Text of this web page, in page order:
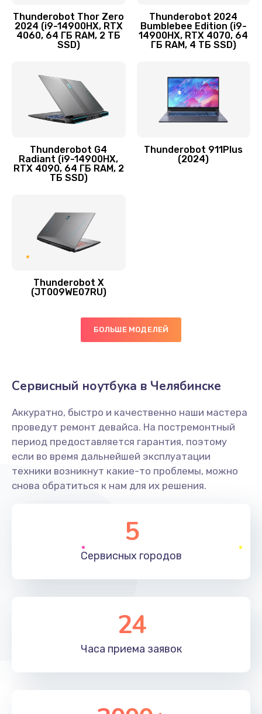
Заказать
Замена звуковой карты
Замена микрофона
Заказать
Замена системы охлаждения
1200 руб.
Замена термопасты
845 руб.
Заказать
Замена шлейфа матрицы
Замена экрана
Замена северного моста
2750 руб.
Заказать
Thunderobot Thor Zero
2024 (i9-14900HX, RTX
4060, 64 ГБ RAM, 2 ТБ
SSD)
Thunderobot 2024
Bumblebee Edition (i9-
14900HX, RTX 4070, 64
ГБ RAM, 4 ТБ SSD)
Thunderobot G4
Radiant (i9-14900HX,
RTX 4090, 64 ГБ RAM, 2
ТБ SSD)
Thunderobot 911Plus
(2024)
Thunderobot X
(JT009WE07RU)
БОЛЬШЕ МОДЕЛЕЙ
Сервисный ноутбука в Челябинске
Аккуратно, быстро и качественно наши мастера
проведут ремонт девайса. На постремонтный
период предоставляется гарантия, поэтому
если во время дальнейшей эксплуатации
техники возникнут какие-то проблемы, можно
снова обратиться к нам для их решения.
5
Сервисных городов
24
Часа приема заявок